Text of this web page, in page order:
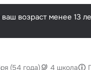
возраст менее 13
(54 года) 4 школа